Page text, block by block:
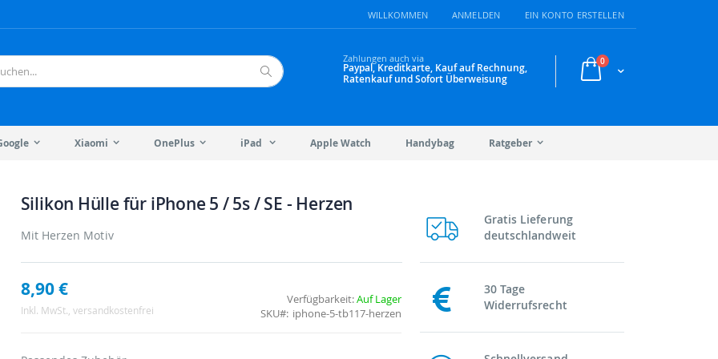
WILLKOMMEN ANMELDEN EIN KONTO ERSTELLEN
Warenkorb
0Artikel
Zahlungen auch via
Paypal, Kreditkarte, Kauf auf Rechnung,
Ratenkauf und Sofort Überweisung
Xiaomi OnePlus iPad Apple Watch Handybag Ratgeber
Silikon Hülle für iPhone 5 / 5s / SE - Herzen
Mit Herzen Motiv
8,90 €
Inkl. MwSt., versandkostenfrei
Verfügbarkeit:Auf Lager
SKU
iphone-5-tb117-herzen
Gratis Lieferung
deutschlandweit
30 Tage
Widerrufsrecht